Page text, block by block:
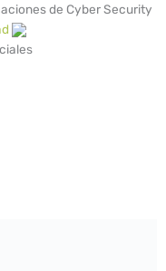
de Cyber Security